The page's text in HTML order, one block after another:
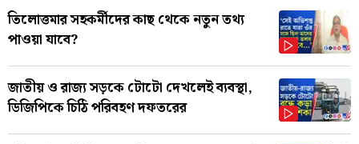
তিলোত্তমার সহকর্মীদের কাছ থেকে নতুন তথ্য
পাওয়া যাবে?
জাতীয় ও রাজ্য সড়কে টোটো দেখলেই ব্যবস্থা,
ডিজিপিকে চিঠি পরিবহণ দফতরের